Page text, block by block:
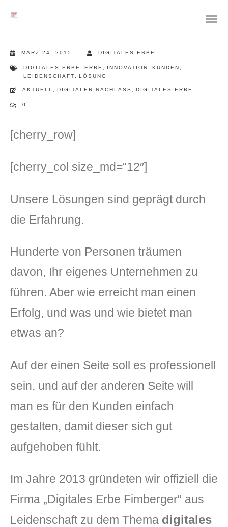
MÄRZ 24, 2015 DIGITALES ERBE
DIGITALES ERBE ERBE INNOVATION KUNDEN
LEIDENSCHAFT
LÖSUNG
AKTUELL DIGITALER NACHLASS DIGITALES ERBE
0
[cherry_row]
[cherry_col size_md=“12″]
Unsere Lösungen sind geprägt durch
die Erfahrung.
Hunderte von Personen träumen
davon, Ihr eigenes Unternehmen zu
führen. Aber wie erreicht man einen
Erfolg, und was und wie bietet man
etwas an?
Auf der einen Seite soll es professionell
sein, und auf der anderen Seite will
man es für den Kunden einfach
gestalten, damit dieser sich gut
aufgehoben fühlt.
Im Jahre 2013 gründeten wir offiziell die
Firma „Digitales Erbe Fimberger“ aus
Leidenschaft zu dem Thema digitales